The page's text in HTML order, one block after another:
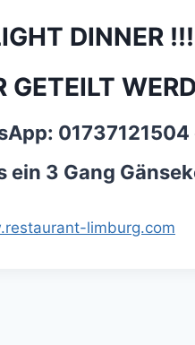
DINNER
GETEILT
01737121504
ein 3 Gang
limburg.com